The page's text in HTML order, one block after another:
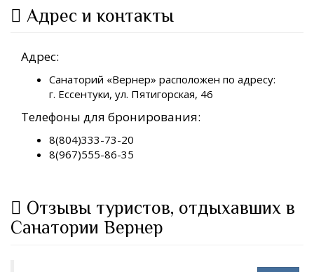
Адрес и контакты
Адрес:
Санаторий «Вернер» расположен по адресу:
г. Ессентуки, ул. Пятигорская, 46
Телефоны для бронирования:
8(804)333-73-20
8(967)555-86-35
Отзывы туристов, отдыхавших в
Санатории Вернер